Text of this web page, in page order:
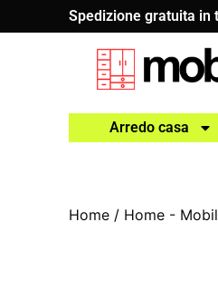
Spedizione gratuita in
Arredo casa
Home / Home -